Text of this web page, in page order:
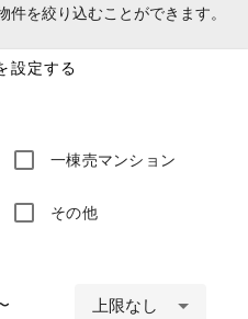
件を絞り込むことができます。
設定する
一棟売マンション
その他
上限なし